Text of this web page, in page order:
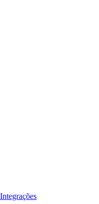
Integrações